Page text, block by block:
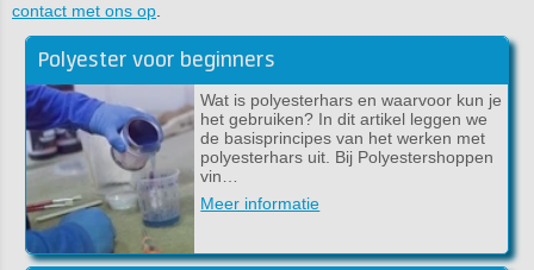
contact met ons op
Polyester voor beginners
Wat is polyesterhars en waarvoor kun je
het gebruiken? In dit artikel leggen we
de basisprincipes van het werken met
polyesterhars uit. Bij Polyestershoppen
vin…
Meer informatie